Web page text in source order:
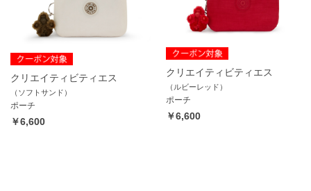
クリエイティビティエス
（ソフトサンド）
ポーチ
￥6,600
クリエイティビティエス
（ルビーレッド）
ポーチ
￥6,600